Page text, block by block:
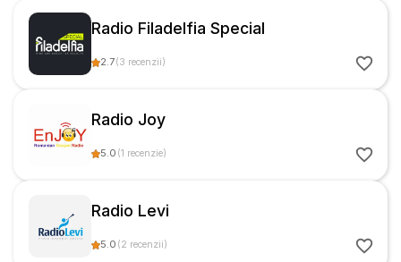
Radio Filadelfia Special
2.7(3 recenzii)
Radio Joy
5.0 (1 recenzie)
Radio Levi
5.0 (2 recenzii)